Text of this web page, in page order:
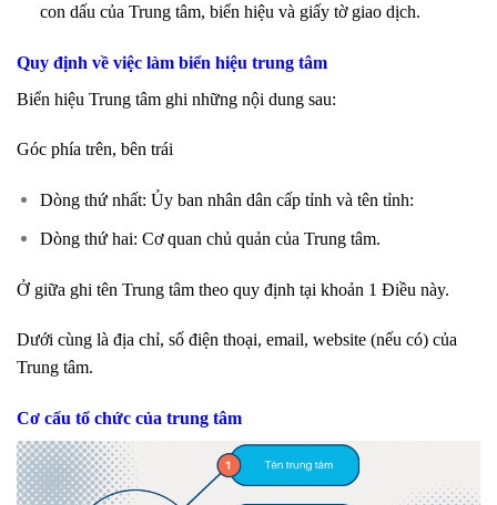
con dấu của Trung tâm, biển hiệu và giấy tờ giao dịch.
Quy định về việc làm biển hiệu trung tâm
Biển hiệu Trung tâm ghi những nội dung sau:
Góc phía trên, bên trái
Dòng thứ nhất: Ủy ban nhân dân cấp tỉnh và tên tỉnh:
Dòng thứ hai: Cơ quan chủ quản của Trung tâm.
Ở giữa ghi tên Trung tâm theo quy định tại khoản 1 Điều này.
Dưới cùng là địa chỉ, số điện thoại, email, website (nếu có) của
Trung tâm.
Cơ cấu tổ chức của trung tâm